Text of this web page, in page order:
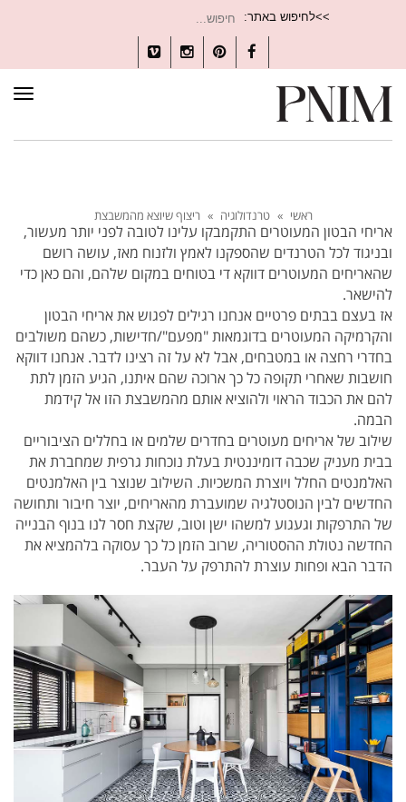
>>לחיפוש באתר:
עבור:
Facebook
Pinterest
Instagram
Vimeo
ראשי » טרנדולוגיה » ריצוף שיוצא מהמשבצת
אריחי הבטון המעוטרים התקמבקו עלינו לטובה לפני יותר מעשור,
ובניגוד לכל הטרנדים שהספקנו לאמץ ולזנוח מאז, עושה רושם
שהאריחים המעוטרים דווקא די בטוחים במקום שלהם, והם כאן כדי
להישאר.
אז בעצם בבתים פרטיים אנחנו רגילים לפגוש את אריחי הבטון
והקרמיקה המעוטרים בדוגמאות "מפעם"/חדישות, כשהם משולבים
בחדרי רחצה או במטבחים, אבל לא על זה רצינו לדבר. אנחנו דווקא
חושבות שאחרי תקופה כל כך ארוכה שהם איתנו, הגיע הזמן לתת
להם את הכבוד הראוי ולהוציא אותם מהמשבצת הזו אל קידמת
הבמה.
שילוב של אריחים מעוטרים בחדרים שלמים או בחללים הציבוריים
בבית מעניק שכבה דומיננטית בעלת נוכחות גרפית שמחברת את
האלמנטים החלל ויוצרת המשכיות. השילוב שנוצר בין האלמנטים
החדשים לבין הנוסטלגיה שמועברת מהאריחים, יוצר חיבור ותחושה
של התרפקות וגעגוע למשהו ישן וטוב, שקצת חסר לנו בנוף הבנייה
החדשה נטולת ההסטוריה, שרוב הזמן כל כך עסוקה בלהמציא את
הדבר הבא ופחות עוצרת להתרפק על העבר.